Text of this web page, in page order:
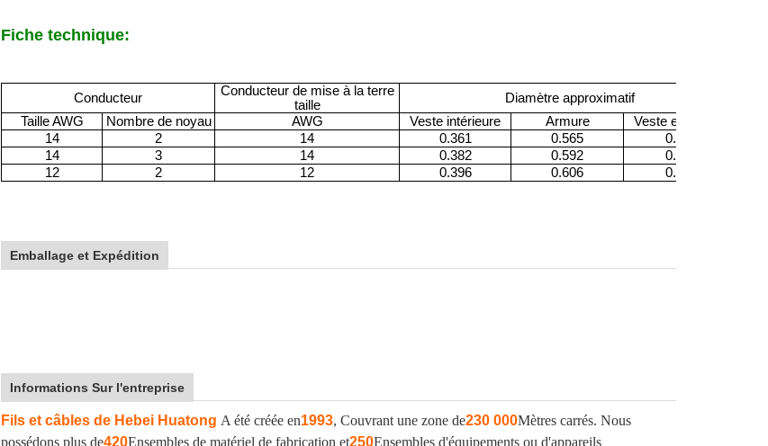
Fiche technique:
Conducteur
Conducteur de mise à la terre
taille
Diamètre approximatif
Taille AWG
Nombre de noyau AWG Veste intérieure Armure
Veste extérieure
14
2 14 0.361 0.565
0.651
14
3 14 0.382 0.592
0.672
12
2 12 0.396 0.606 0.686
Emballage et Expédition
Informations Sur l'entreprise
Fils et câbles de Hebei Huatong A été créée en1993, Couvrant une zone de230 000Mètres carrés. Nous
possédons plus de420Ensembles de matériel de fabrication et250Ensembles d'équipements ou d'appareils